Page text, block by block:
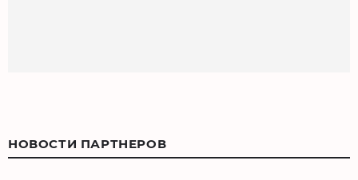
НОВОСТИ ПАРТНЕРОВ